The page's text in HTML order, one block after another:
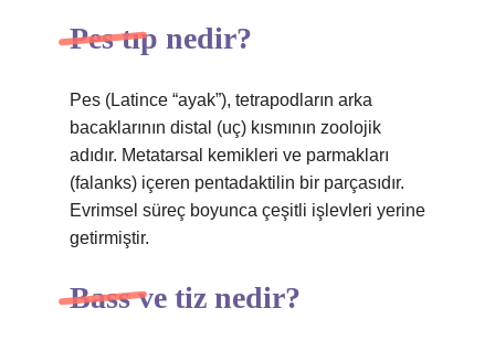
Pes tıp nedir?
Pes (Latince “ayak”), tetrapodların arka
bacaklarının distal (uç) kısmının zoolojik
adıdır. Metatarsal kemikleri ve parmakları
(falanks) içeren pentadaktilin bir parçasıdır.
Evrimsel süreç boyunca çeşitli işlevleri yerine
getirmiştir.
Bass ve tiz nedir?